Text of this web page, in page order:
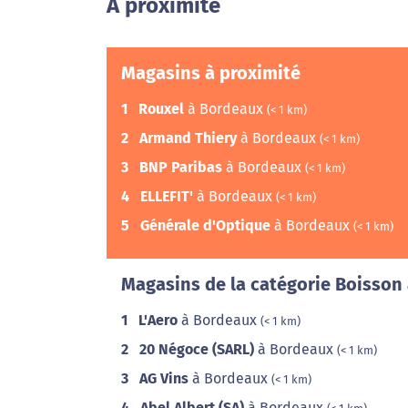
A proximité
Magasins à proximité
1 Rouxel à Bordeaux (< 1 km)
2 Armand Thieryà Bordeaux (< 1 km)
3 BNP Paribas à Bordeaux (< 1 km)
4 ELLEFIT' à Bordeaux (< 1 km)
5 Générale d'Optique à Bordeaux (< 1 km)
Magasins de la catégorie
1 L'Aero à Bordeaux (< 1 km)
2 20 Négoce (SARL) à Bordeaux (< 1 km)
3 AG Vins à Bordeaux (< 1 km)